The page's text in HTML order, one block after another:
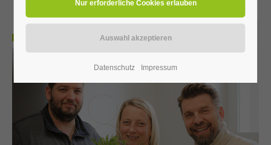
Datenschutz Impressum